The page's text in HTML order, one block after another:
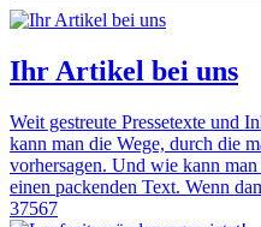
Ihr Artikel bei uns
Weit gestreute Pressetexte und
kann man die Wege, durch die
vorhersagen. Und wie kann
einen packenden Text. Wenn
37567